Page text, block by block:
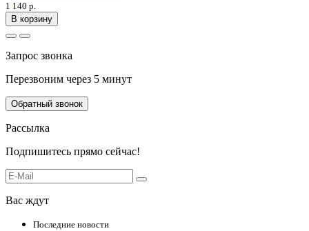
1 140 р.
В корзину
Запрос звонка
Перезвоним через 5 минут
Обратный звонок
Рассылка
Подпишитесь прямо сейчас!
Вас ждут
Последние новости